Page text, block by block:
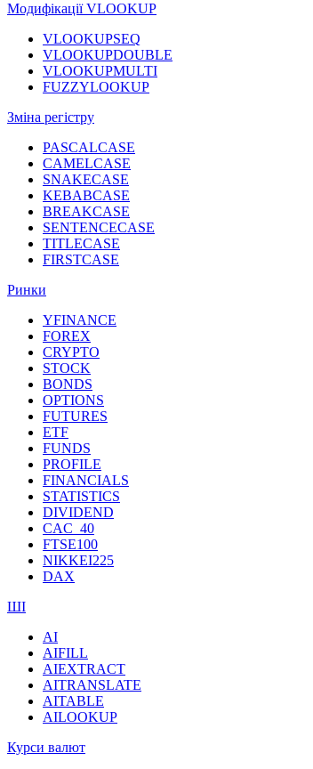
Модифікації VLOOKUP
VLOOKUPSEQ
VLOOKUPDOUBLE
VLOOKUPMULTI
FUZZYLOOKUP
Зміна регістру
PASCALCASE
CAMELCASE
SNAKECASE
KEBABCASE
BREAKCASE
SENTENCECASE
TITLECASE
FIRSTCASE
Ринки
YFINANCE
FOREX
CRYPTO
STOCK
BONDS
OPTIONS
FUTURES
ETF
FUNDS
PROFILE
FINANCIALS
STATISTICS
DIVIDEND
CAC_40
FTSE100
NIKKEI225
DAX
ШІ
AI
AIFILL
AIEXTRACT
AITRANSLATE
AITABLE
AILOOKUP
Курси валют